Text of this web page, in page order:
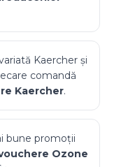
Kaercher și
comandă
Kaercher.
bune promoții
Ozone